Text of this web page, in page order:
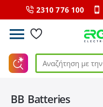
2310 776 100
Αναζήτηση
δύναμη
BB Batteries